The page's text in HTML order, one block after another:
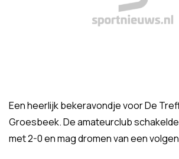
Een heerlijk bekeravondje voor De
Groesbeek. De amateurclub schakelde
met 2-0 en mag dromen van een